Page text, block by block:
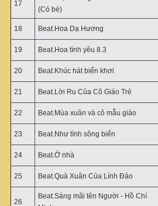
17
(Có bè)
18 Beat.Hoa Dạ Hương
19 Beat.Hoa tình yêu 8.3
20 Beat.Khúc hát biển khơi
21 Beat.Lời Ru Của Cô Giáo Trẻ
22 Beat.Mùa xuân và cô mẫu giáo
23 Beat.Như tình sông biển
24 Beat.Ở nhà
25 Beat.Quà Xuân Của Lính Đảo
26
Beat.Sáng mãi tên Người - Hồ Chí